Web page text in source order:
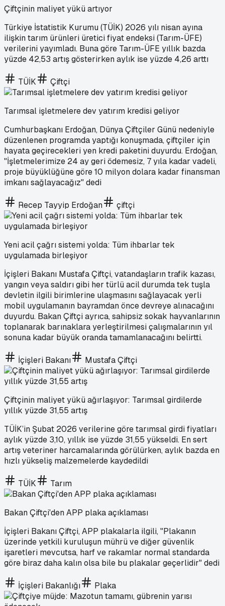
Çiftçinin maliyet yükü artıyor
Türkiye İstatistik Kurumu (TÜİK) 2026 yılı nisan ayına
ilişkin tarım ürünleri üretici fiyat endeksi (Tarım-ÜFE)
verilerini yayımladı. Buna göre Tarım-ÜFE yıllık bazda
yüzde 42,53 artış gösterirken aylık ise yüzde 4,26 arttı
TÜİK Çiftçi
Tarımsal işletmelere dev yatırım kredisi geliyor
Cumhurbaşkanı Erdoğan, Dünya Çiftçiler Günü nedeniyle
düzenlenen programda yaptığı konuşmada, çiftçiler için
hayata geçirecekleri yen kredi paketini duyurdu. Erdoğan,
"İşletmelerimize 24 ay geri ödemesiz, 7 yıla kadar vadeli,
proje büyüklüğüne göre 10 milyon dolara kadar finansman
imkanı sağlayacağız" dedi
Recep Tayyip Erdoğan çiftçi
Yeni acil çağrı sistemi yolda: Tüm ihbarlar tek
uygulamada birleşiyor
İçişleri Bakanı Mustafa Çiftçi, vatandaşların trafik kazası,
yangın veya saldırı gibi her türlü acil durumda tek tuşla
devletin ilgili birimlerine ulaşmasını sağlayacak yerli
mobil uygulamanın bayramdan önce devreye alınacağını
duyurdu. Bakan Çiftçi ayrıca, sahipsiz sokak hayvanlarının
toplanarak barınaklara yerleştirilmesi çalışmalarının yıl
sonuna kadar büyük oranda tamamlanacağını belirtti.
İçişleri Bakanı Mustafa Çiftçi
Çiftçinin maliyet yükü ağırlaşıyor: Tarımsal girdilerde
yıllık yüzde 31,55 artış
TÜİK’in Şubat 2026 verilerine göre tarımsal girdi fiyatları
aylık yüzde 3,10, yıllık ise yüzde 31,55 yükseldi. En sert
artış veteriner harcamalarında görülürken, aylık bazda en
hızlı yükseliş malzemelerde kaydedildi
TÜİK Tarım
Bakan Çiftçi'den APP plaka açıklaması
İçişleri Bakanı Çiftçi, APP plakalarla ilgili, "Plakanın
üzerinde yetkili kuruluşun mührü ve diğer güvenlik
işaretleri mevcutsa, harf ve rakamlar normal standarda
göre biraz daha kalın olsa bile bu plakalar geçerlidir" dedi
İçişleri Bakanlığı Plaka